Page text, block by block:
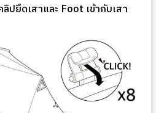
ปยึดเสาและ Foot เข้ากับเสา